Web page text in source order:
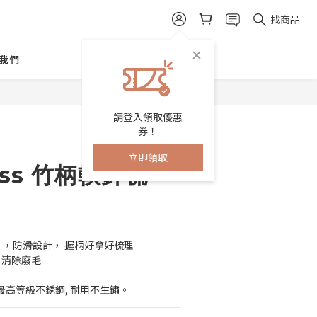
請登入領取優惠
券！
立即領取
找商品
們
竹柄軟針梳
防滑設計， 握柄好拿好梳理
除廢毛
等級不銹鋼, 耐用不生鏽。